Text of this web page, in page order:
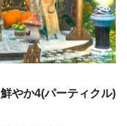
鮮やか4(パーティクル)